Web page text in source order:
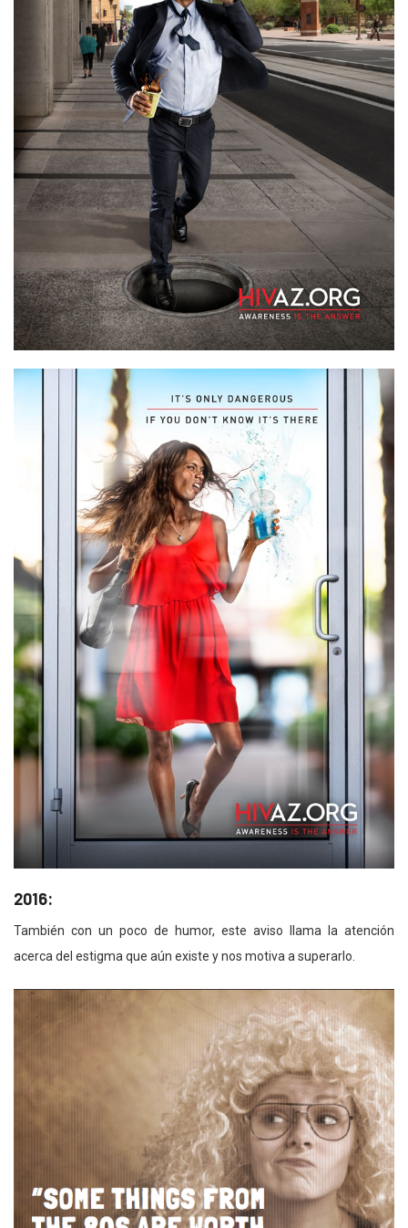
2016:
También con un poco de humor, este aviso llama la atención
acerca del estigma que aún existe y nos motiva a superarlo.